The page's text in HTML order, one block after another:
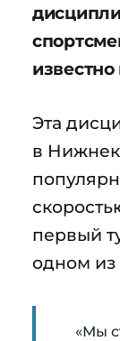
Эта
в
первый
одном из
«Мы